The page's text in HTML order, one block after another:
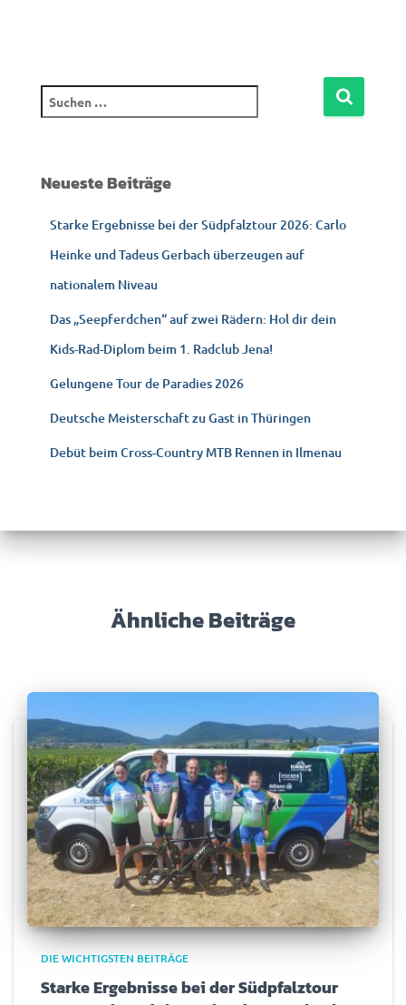
Neueste Beiträge
Starke Ergebnisse bei der Südpfalztour 2026: Carlo
Heinke und Tadeus Gerbach überzeugen auf
nationalem Niveau
Das „Seepferdchen“ auf zwei Rädern: Hol dir dein
Kids-Rad-Diplom beim 1. Radclub Jena!
Gelungene Tour de Paradies 2026
Deutsche Meisterschaft zu Gast in Thüringen
Debüt beim Cross-Country MTB Rennen in Ilmenau
Ähnliche Beiträge
DIE WICHTIGSTEN BEITRÄGE
Starke Ergebnisse bei der Südpfalztour